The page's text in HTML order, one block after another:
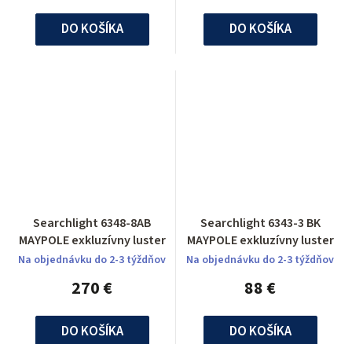
DO KOŠÍKA DO KOŠÍKA
Searchlight 6348-8AB
MAYPOLE exkluzívny luster
Na objednávku do 2-3 týždňov
270 €
DO KOŠÍKA
Searchlight 6343-3 BK
MAYPOLE exkluzívny luster
Na objednávku do 2-3 týždňov
88 €
DO KOŠÍKA